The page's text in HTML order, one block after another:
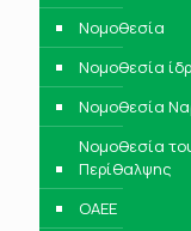
Νομοθεσία
Νομοθεσία
Νομοθεσία
Νομοθεσία
Περίθαλψης
ΟΑΕΕ